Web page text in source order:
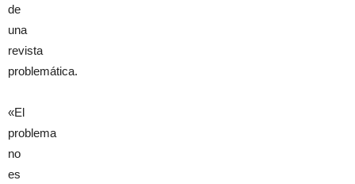
de
una
revista
problemática.
«El
problema
no
es